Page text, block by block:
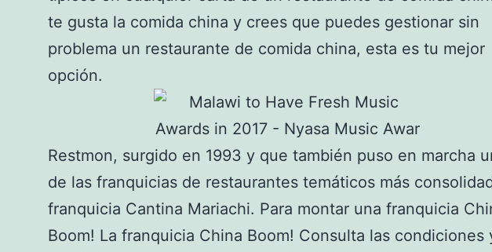
te gusta la comida china y crees que puedes gestionar sin
problema un restaurante de comida china, esta es tu mejor
opción.
Restmon, surgido en 1993 y que también puso en marcha
de las franquicias de restaurantes temáticos más
franquicia Cantina Mariachi. Para montar una franquicia
Boom! La franquicia China Boom! Consulta las condiciones